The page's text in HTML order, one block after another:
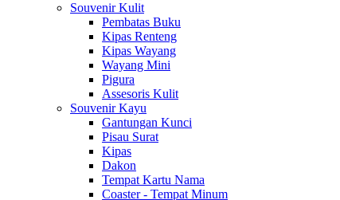
Souvenir Kulit
Pembatas Buku
Kipas Renteng
Kipas Wayang
Wayang Mini
Pigura
Assesoris Kulit
Souvenir Kayu
Gantungan Kunci
Pisau Surat
Kipas
Dakon
Tempat Kartu Nama
Coaster - Tempat Minum